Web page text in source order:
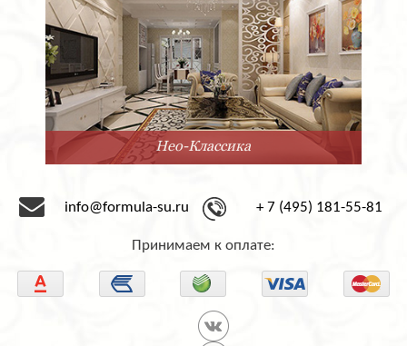
Нео-Классика
info@formula-su.ru + 7 (495) 181-55-81
Принимаем к оплате: